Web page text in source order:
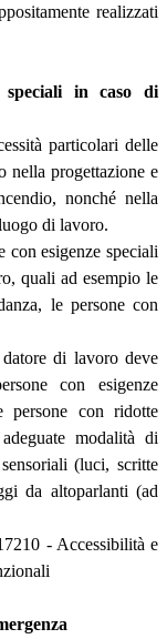
realizzati
speciali in caso di
particolari delle
nella progettazione e
nonché nella
di lavoro.
con esigenze speciali
quali ad esempio le
le persone con
di lavoro deve
con esigenze
persone con ridotte
modalità di
(luci, scritte
da altoparlanti (ad
- Accessibilità e